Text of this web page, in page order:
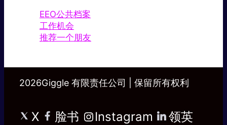
EEO公共档案
工作机会
推荐一个朋友
2026Giggle 有限责任公司 | 保留所有权利
X 脸书 Instagram 领英